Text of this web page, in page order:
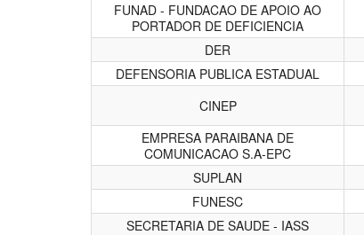
FUNAD - FUNDACAO DE APOIO AO
PORTADOR DE DEFICIENCIA
DER
DEFENSORIA PUBLICA ESTADUAL
CINEP
EMPRESA PARAIBANA DE
COMUNICACAO S.A-EPC
SUPLAN
FUNESC
SECRETARIA DE SAUDE - IASS